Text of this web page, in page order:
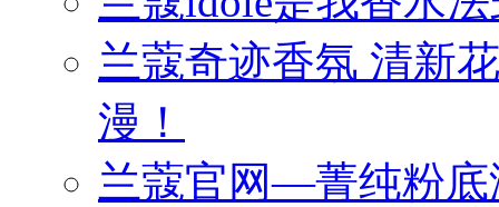
兰蔻奇迹香氛 清新
漫！
兰蔻官网—菁纯粉底